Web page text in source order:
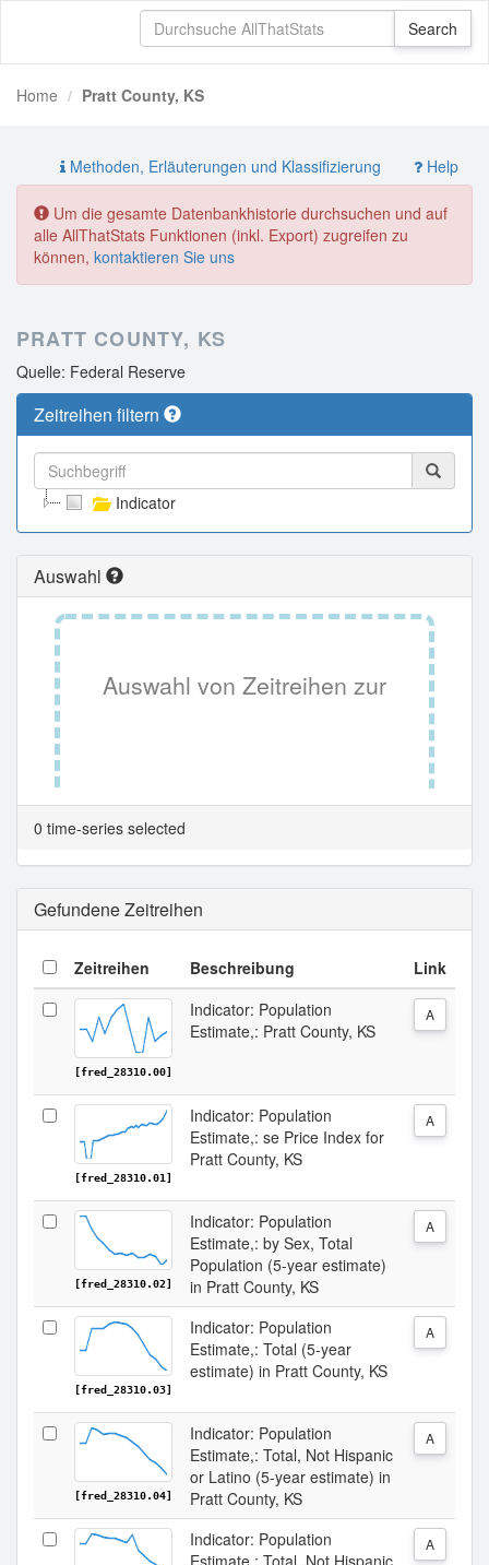
Home Pratt County, KS
Methoden, Erläuterungen und Klassifizierung Help
Um die gesamte Datenbankhistorie durchsuchen und auf
alle AllThatStats Funktionen (inkl. Export) zugreifen zu
können, kontaktieren Sie uns
PRATT COUNTY, KS
Quelle: Federal Reserve
Zeitreihen filtern
Indicator
Auswahl
Auswahl von Zeitreihen zur
Tabellenansicht.
0 time-series selected
Gefundene Zeitreihen
Zeitreihen Beschreibung Link
[fred_28310.00]
Indicator: Population
Estimate,: Pratt County, KS
A
[fred_28310.01]
Indicator: Population
Estimate,: se Price Index for
Pratt County, KS
A
[fred_28310.02]
Indicator: Population
Estimate,: by Sex, Total
Population (5-year estimate)
in Pratt County, KS
A
[fred_28310.03]
Indicator: Population
Estimate,: Total (5-year
estimate) in Pratt County, KS
A
[fred_28310.04]
Indicator: Population
Estimate,: Total, Not Hispanic
or Latino (5-year estimate) in
Pratt County, KS
A
Indicator: Population
Estimate,: Total, Not Hispanic
A